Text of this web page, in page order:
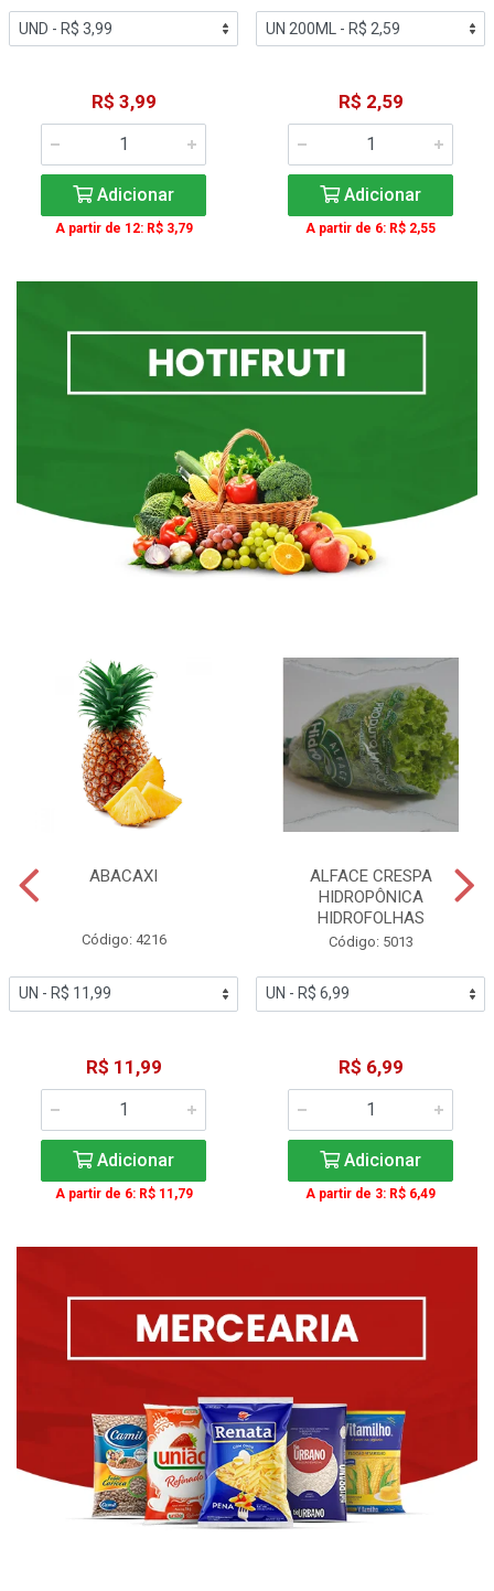
R$ 3,99
Adicionar
A partir de 12: R$ 3,79
R$ 2,59
Adicionar
A partir de 6: R$ 2,55
ABACAXI
Código: 4216
R$ 11,99
Adicionar
A partir de 6: R$ 11,79
ALFACE CRESPA
HIDROPÔNICA
HIDROFOLHAS
Código: 5013
R$ 6,99
Adicionar
A partir de 3: R$ 6,49